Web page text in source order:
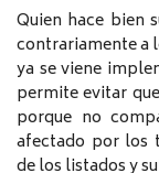
Quien hace bien
contrariamente a
ya se viene
permite evitar
porque no
afectado por los
de los listados y